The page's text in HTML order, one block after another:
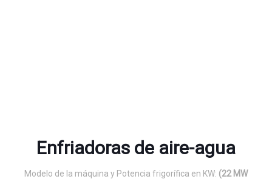
Enfriadoras de aire-agua
Modelo de la máquina y Potencia frigorífica en KW: (22 MW